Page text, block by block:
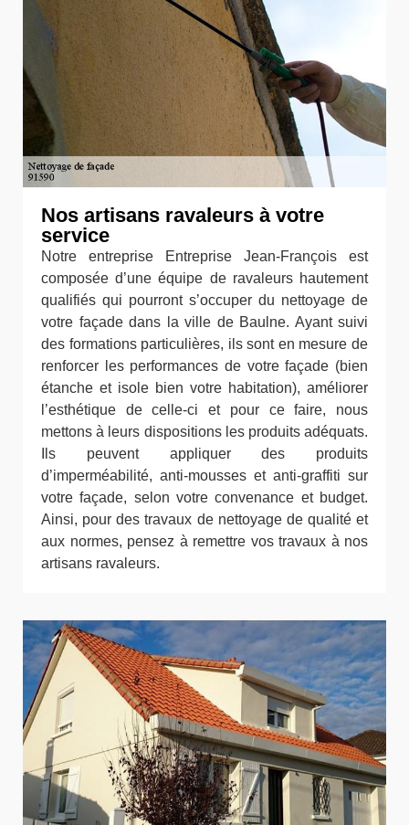
Nos artisans ravaleurs à votre
service
Notre entreprise Entreprise Jean-François est
composée d’une équipe de ravaleurs hautement
qualifiés qui pourront s’occuper du nettoyage de
votre façade dans la ville de Baulne. Ayant suivi
des formations particulières, ils sont en mesure de
renforcer les performances de votre façade (bien
étanche et isole bien votre habitation), améliorer
l’esthétique de celle-ci et pour ce faire, nous
mettons à leurs dispositions les produits adéquats.
Ils peuvent appliquer des produits
d’imperméabilité, anti-mousses et anti-graffiti sur
votre façade, selon votre convenance et budget.
Ainsi, pour des travaux de nettoyage de qualité et
aux normes, pensez à remettre vos travaux à nos
artisans ravaleurs.